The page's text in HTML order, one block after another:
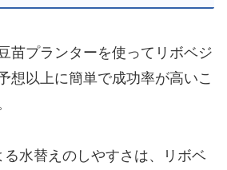
苗プランターを使ってリボベジ
想以上に簡単で成功率が高いこ
水替えのしやすさは、リボベ